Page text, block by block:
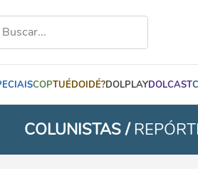
COPTUÉDOIDÉ?DOLPLAYDOLCAST
COLUNISTAS /